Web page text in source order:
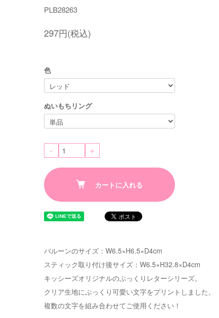
PLB28263
297円(税込)
色
ぬいもちリング
- +
カートに入れる
バルーンのサイズ：W6.5×H6.5×D4cm
スティック取り付け後サイズ：W6.5×H32.8×D4cm
キッシーズオリジナルのぷっくりレターシリーズ。
クリア生地にぷっくり可愛い文字をプリントしました。
複数の文字を組み合わせてご使用ください！